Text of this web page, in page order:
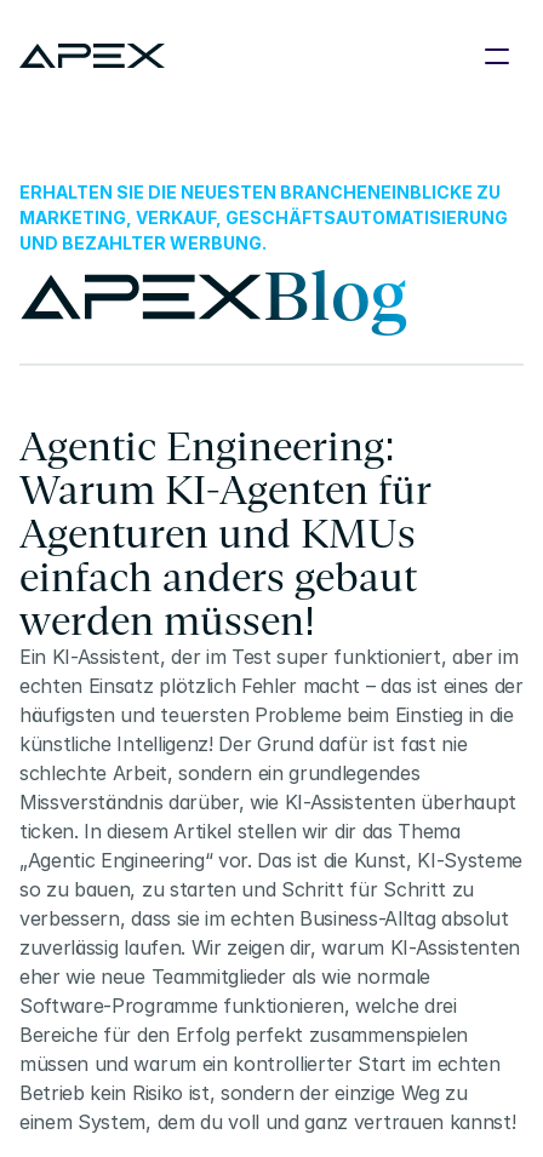
ERHALTEN SIE DIE NEUESTEN BRANCHENEINBLICKE ZU
MARKETING, VERKAUF, GESCHÄFTSAUTOMATISIERUNG
UND BEZAHLTER WERBUNG.
Blog
Agentic Engineering:
Warum KI-Agenten für
Agenturen und KMUs
einfach anders gebaut
werden müssen!
Ein KI-Assistent, der im Test super funktioniert, aber im
echten Einsatz plötzlich Fehler macht – das ist eines der
häufigsten und teuersten Probleme beim Einstieg in die
künstliche Intelligenz! Der Grund dafür ist fast nie
schlechte Arbeit, sondern ein grundlegendes
Missverständnis darüber, wie KI-Assistenten überhaupt
ticken. In diesem Artikel stellen wir dir das Thema
„Agentic Engineering“ vor. Das ist die Kunst, KI-Systeme
so zu bauen, zu starten und Schritt für Schritt zu
verbessern, dass sie im echten Business-Alltag absolut
zuverlässig laufen. Wir zeigen dir, warum KI-Assistenten
eher wie neue Teammitglieder als wie normale
Software-Programme funktionieren, welche drei
Bereiche für den Erfolg perfekt zusammenspielen
müssen und warum ein kontrollierter Start im echten
Betrieb kein Risiko ist, sondern der einzige Weg zu
einem System, dem du voll und ganz vertrauen kannst!